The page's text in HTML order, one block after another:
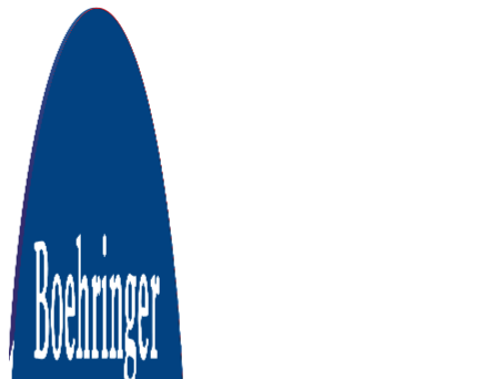
Over
Ceva/Zoovet
Richmond
Biogenesis Bago
Konig
Boehringer Ingelheim
Tecnovax